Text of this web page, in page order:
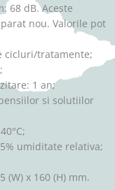
68 dB. Aceste
nou. Valorile pot
cicluri/tratamente;
1 an;
si solutiilor
umiditate relativa;
x 160 (H) mm.